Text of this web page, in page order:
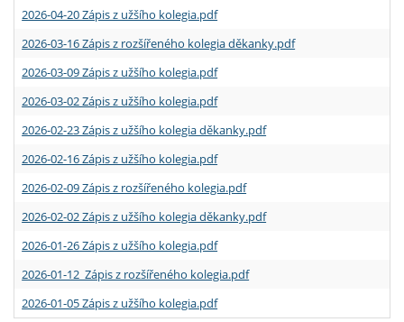
2026-04-20 Zápis z užšího kolegia.pdf
2026-03-16 Zápis z rozšířeného kolegia děkanky.pdf
2026-03-09 Zápis z užšího kolegia.pdf
2026-03-02 Zápis z užšího kolegia.pdf
2026-02-23 Zápis z užšího kolegia děkanky.pdf
2026-02-16 Zápis z užšího kolegia.pdf
2026-02-09 Zápis z rozšířeného kolegia.pdf
2026-02-02 Zápis z užšího kolegia děkanky.pdf
2026-01-26 Zápis z užšího kolegia.pdf
2026-01-12 Zápis z rozšířeného kolegia.pdf
2026-01-05 Zápis z užšího kolegia.pdf